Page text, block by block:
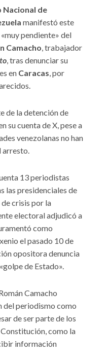
Nacional de
manifestó este
pendiente» del
Camacho, trabajador
, tras denunciar su
en Caracas, por
de la detención de
su cuenta de X, pese a
venezolanas no han
arresto.
13 periodistas
las presidenciales de
crisis por la
electoral adjudicó a
como
el pasado 10 de
opositora denuncia
de Estado».
Camacho
del periodismo como
de ser parte de los
como la
información